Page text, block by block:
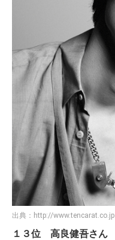
出典： http://www.tencarat.co.jp
１３位 高良健吾さん